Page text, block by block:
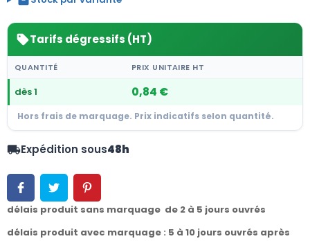
sellTarifs dégressifs (HT)
QUANTITÉ PRIX UNITAIRE HT
dès 1 0,84 €
Hors frais de marquage. Prix indicatifs selon quantité.
local_shippingExpédition sous48h
délais produit sans marquage de 2 à 5 jours ouvrés
délais produit avec marquage : 5 à 10 jours ouvrés après